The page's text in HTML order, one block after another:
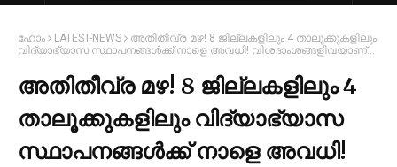
ഹോം LATEST-NEWS
അതിതീവ്ര മഴ! 8 ജില്ലകളിലും 4 താലൂക്കുകളിലും
വിദ്യാഭ്യാസ സ്ഥാപനങ്ങള്‍ക്ക് നാളെ അവധി! വിശദാംശങ്ങളിവയാണ്...
അതിതീവ്ര മഴ! 8 ജില്ലകളിലും 4
താലൂക്കുകളിലും വിദ്യാഭ്യാസ
സ്ഥാപനങ്ങള്‍ക്ക് നാളെ അവധി!